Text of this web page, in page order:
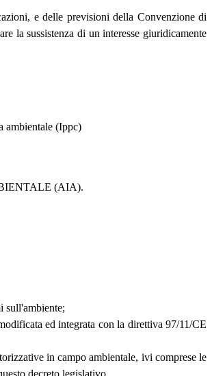
e delle previsioni della Convenzione di
la sussistenza di un interesse giuridicamente
ambientale (Ippc)
(AIA).
sull'ambiente;
ed integrata con la direttiva 97/11/CE
in campo ambientale, ivi comprese le